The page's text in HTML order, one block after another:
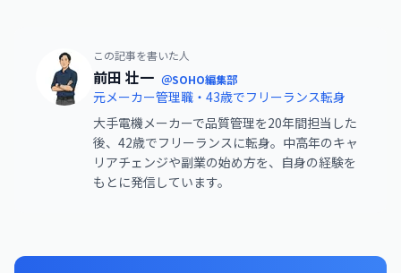
この記事を書いた人
前田 壮一 ＠SOHO編集部
元メーカー管理職・43歳でフリーランス転身
大手電機メーカーで品質管理を20年間担当した
後、42歳でフリーランスに転身。中高年のキャ
リアチェンジや副業の始め方を、自身の経験を
もとに発信しています。